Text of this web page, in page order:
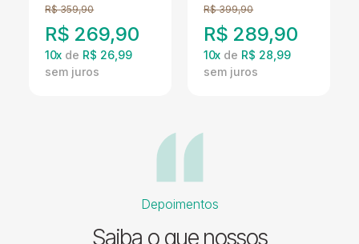
Off White ARLY
R$ 359,90
R$ 269,90
10x de R$ 26,99
Pinho ARLY
R$ 399,90
R$ 289,90
10x de R$ 28,99
Depoimentos
Saiba o que nossos